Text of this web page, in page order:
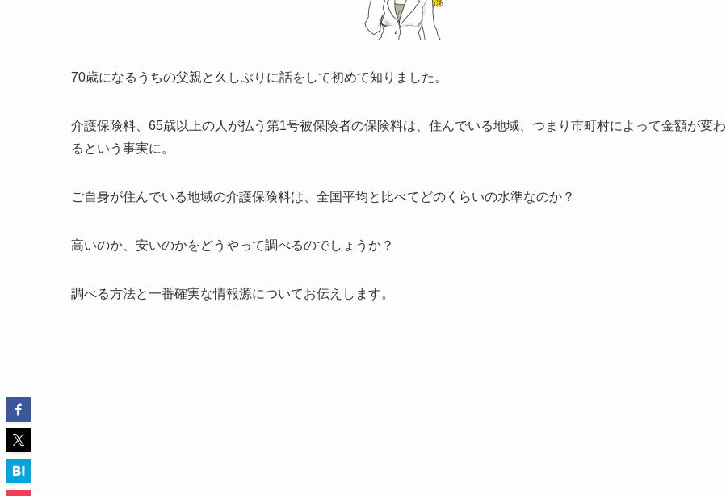
70歳になるうちの父親と久しぶりに話をして初めて知りました。
介護保険料、65歳以上の人が払う第1号被保険者の保険料は、住んでいる地域、つまり市町村によって金額が変わ
るという事実に。
ご自身が住んでいる地域の介護保険料は、全国平均と比べてどのくらいの水準なのか？
高いのか、安いのかをどうやって調べるのでしょうか？
調べる方法と一番確実な情報源についてお伝えします。